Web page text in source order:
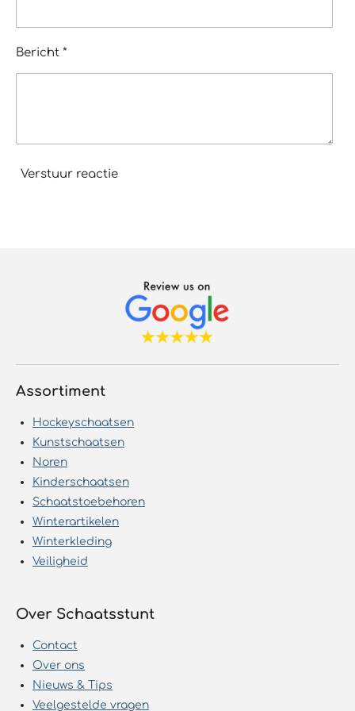
Bericht *
Verstuur reactie
Assortiment
Hockeyschaatsen
Kunstschaatsen
Noren
Kinderschaatsen
Schaatstoebehoren
Winterartikelen
Winterkleding
Veiligheid
Over Schaatsstunt
Contact
Over ons
Nieuws & Tips
Veelgestelde vragen